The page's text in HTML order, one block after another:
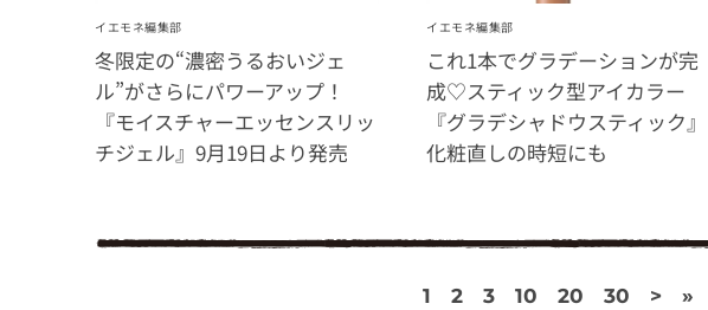
イエモネ編集部
冬限定の“濃密うるおいジェ
ル”がさらにパワーアップ！
『モイスチャーエッセンスリッ
チジェル』9月19日より発売
イエモネ編集部
これ1本でグラデーションが完
成♡スティック型アイカラー
『グラデシャドウスティック』
化粧直しの時短にも
1 2 3 10 20 30 > »